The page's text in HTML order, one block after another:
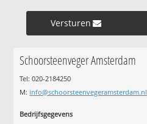
Versturen »
Schoorsteenveger Amsterdam
Tel: 020-2184250
M: info@schoorsteenvegeramsterdam.nl
Bedrijfsgegevens